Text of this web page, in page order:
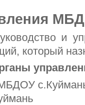
и
который